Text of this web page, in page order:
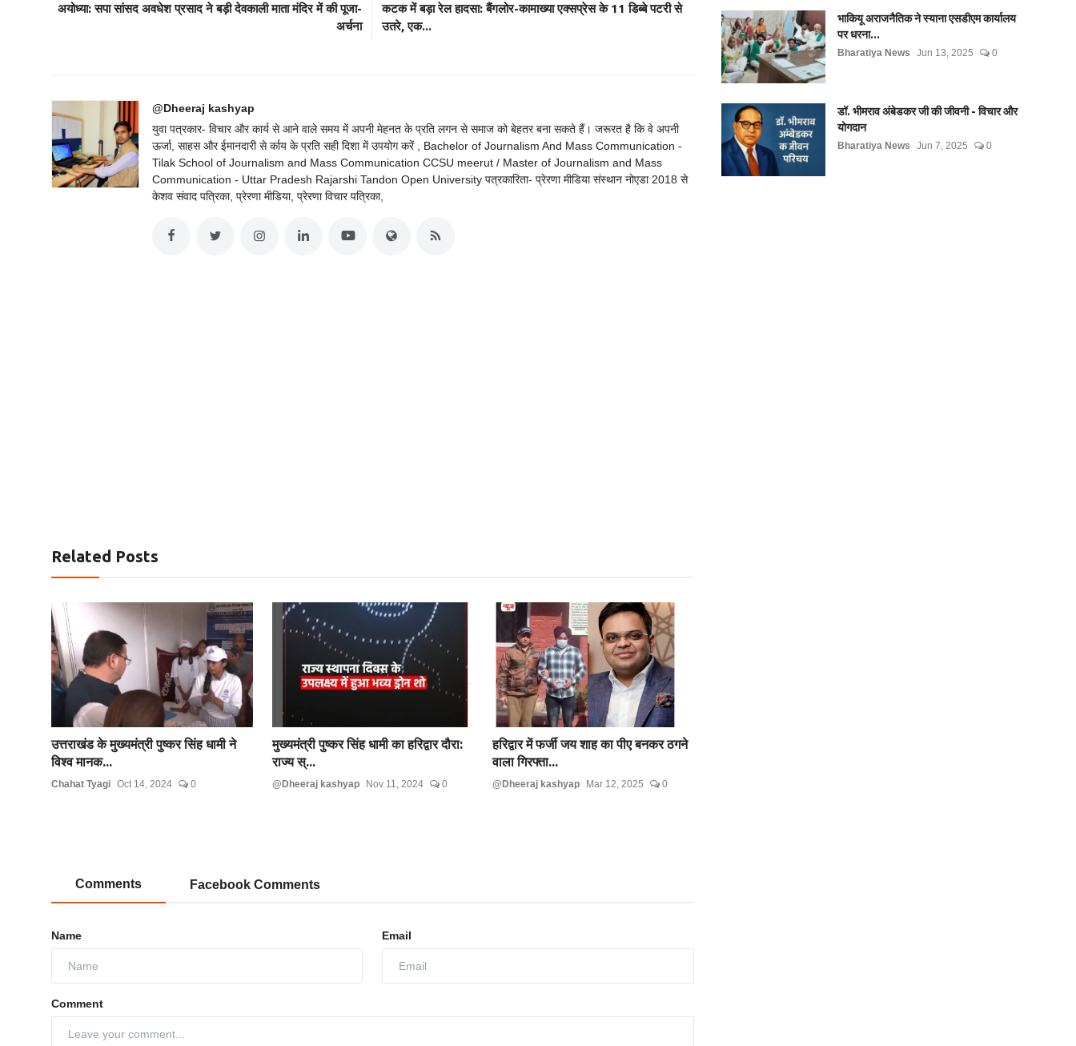
अयोध्या: सपा सांसद अवधेश प्रसाद ने बड़ी देवकाली माता मंदिर में की पूजा-
अर्चना
कटक में बड़ा रेल हादसा: बैंगलोर-कामाख्या एक्सप्रेस के 11 डिब्बे पटरी से
उतरे, एक...
@Dheeraj kashyap
युवा पत्रकार- विचार और कार्य से आने वाले समय में अपनी मेहनत के प्रति लगन से समाज को बेहतर बना सकते हैं। जरूरत है कि वे अपनी
ऊर्जा, साहस और ईमानदारी से र्काय के प्रति सही दिशा में उपयोग करें , Bachelor of Journalism And Mass Communication -
Tilak School of Journalism and Mass Communication CCSU meerut / Master of Journalism and Mass
Communication - Uttar Pradesh Rajarshi Tandon Open University पत्रकारिता- प्रेरणा मीडिया संस्थान नोएडा 2018 से
केशव संवाद पत्रिका, प्रेरणा मीडिया, प्रेरणा विचार पत्रिका,
Related Posts
उत्तराखंड के मुख्यमंत्री पुष्कर सिंह धामी ने
विश्व मानक...
Chahat Tyagi Oct 14, 2024 0
मुख्यमंत्री पुष्कर सिंह धामी का हरिद्वार दौरा:
राज्य स्...
@Dheeraj kashyap Nov 11, 2024 0
हरिद्वार में फर्जी जय शाह का पीए बनकर ठगने
वाला गिरफ्ता...
@Dheeraj kashyap Mar 12, 2025 0
Comments Facebook Comments
Name Email
Comment
भाकियू अराजनैतिक ने स्याना एसडीएम कार्यालय
पर धरना...
Bharatiya News Jun 13, 2025 0
डॉ. भीमराव अंबेडकर जी की जीवनी - विचार और
योगदान
Bharatiya News Jun 7, 2025 0